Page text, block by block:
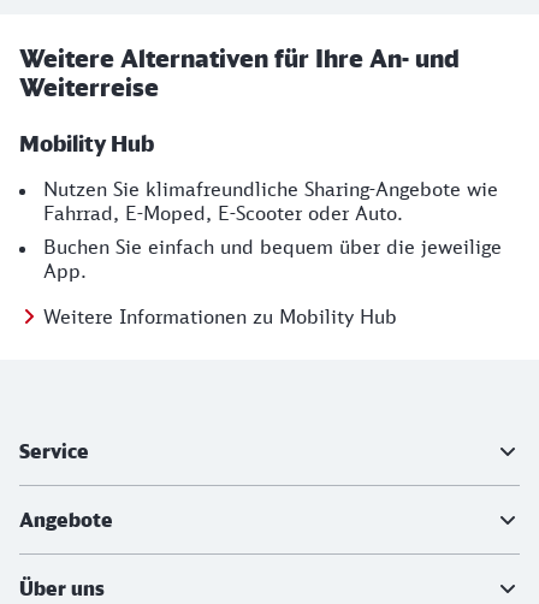
Weitere Alternativen für Ihre An- und
Weiterreise
Mobility Hub
Nutzen Sie klimafreundliche Sharing-Angebote wie
Fahrrad, E-Moped, E-Scooter oder Auto.
Buchen Sie einfach und bequem über die jeweilige
App.
Weitere Informationen zu Mobility Hub
Service
Angebote
Über uns